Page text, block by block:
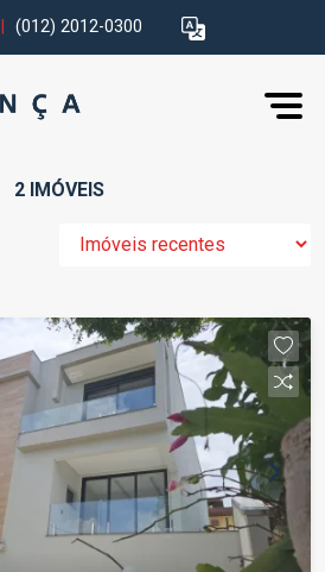
(012) 2012-0300
2 IMÓVEIS